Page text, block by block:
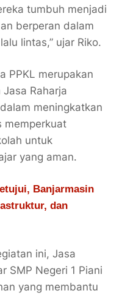
tumbuh menjadi
berperan dalam
lintas,” ujar Riko.
PPKL merupakan
Raharja
meningkatkan
memperkuat
untuk
yang aman.
Banjarmasin
dan
ini, Jasa
SMP Negeri 1 Piani
yang membantu